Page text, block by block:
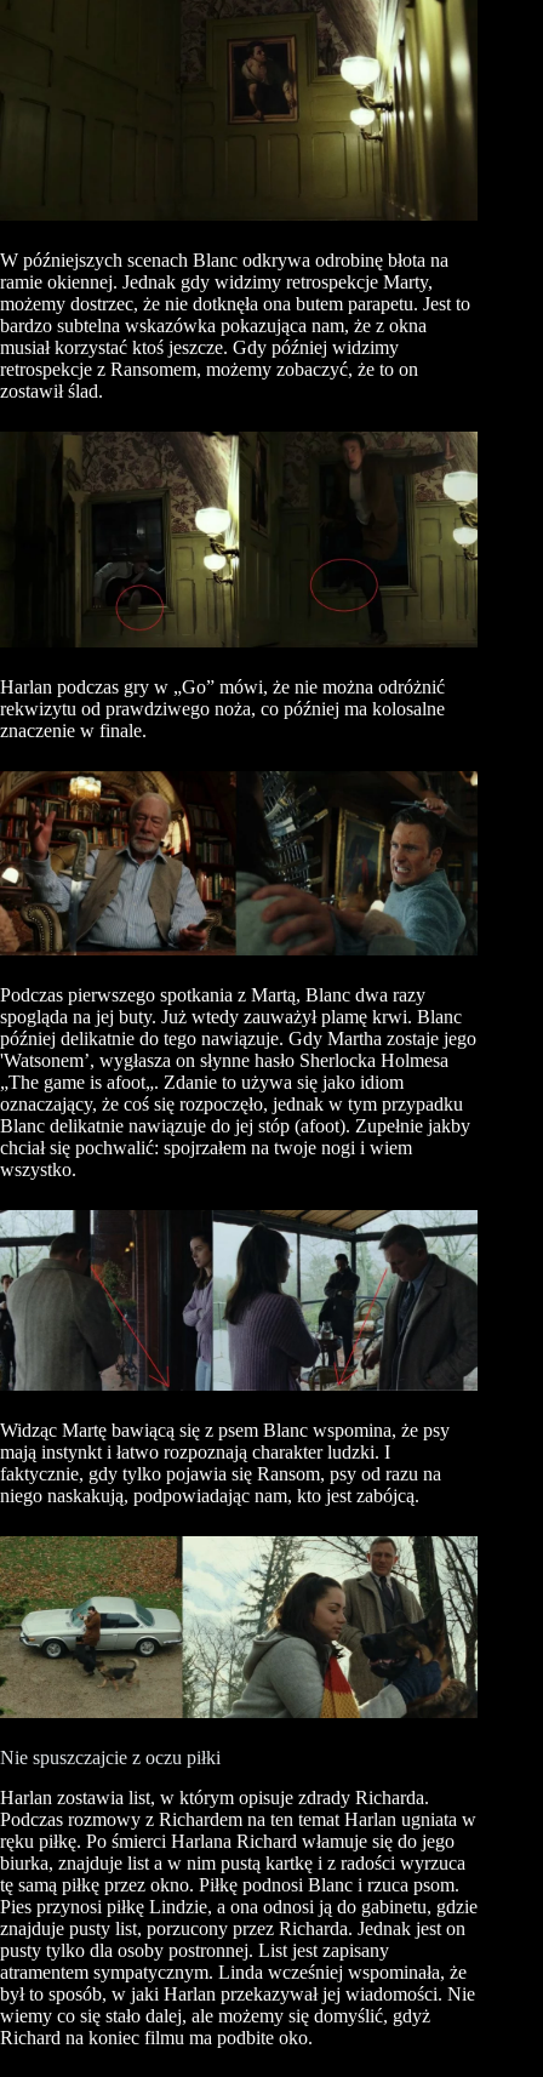
W późniejszych scenach Blanc odkrywa odrobinę błota na
ramie okiennej. Jednak gdy widzimy retrospekcje Marty,
możemy dostrzec, że nie dotknęła ona butem parapetu. Jest to
bardzo subtelna wskazówka pokazująca nam, że z okna
musiał korzystać ktoś jeszcze. Gdy później widzimy
retrospekcje z Ransomem, możemy zobaczyć, że to on
zostawił ślad.
Harlan podczas gry w „Go” mówi, że nie można odróżnić
rekwizytu od prawdziwego noża, co później ma kolosalne
znaczenie w finale.
Podczas pierwszego spotkania z Martą, Blanc dwa razy
spogląda na jej buty. Już wtedy zauważył plamę krwi. Blanc
później delikatnie do tego nawiązuje. Gdy Martha zostaje jego
'Watsonem’, wygłasza on słynne hasło Sherlocka Holmesa
„The game is afoot„. Zdanie to używa się jako idiom
oznaczający, że coś się rozpoczęło, jednak w tym przypadku
Blanc delikatnie nawiązuje do jej stóp (afoot). Zupełnie jakby
chciał się pochwalić: spojrzałem na twoje nogi i wiem
wszystko.
Widząc Martę bawiącą się z psem Blanc wspomina, że psy
mają instynkt i łatwo rozpoznają charakter ludzki. I
faktycznie, gdy tylko pojawia się Ransom, psy od razu na
niego naskakują, podpowiadając nam, kto jest zabójcą.
Nie spuszczajcie z oczu piłki
Harlan zostawia list, w którym opisuje zdrady Richarda.
Podczas rozmowy z Richardem na ten temat Harlan ugniata w
ręku piłkę. Po śmierci Harlana Richard włamuje się do jego
biurka, znajduje list a w nim pustą kartkę i z radości wyrzuca
tę samą piłkę przez okno. Piłkę podnosi Blanc i rzuca psom.
Pies przynosi piłkę Lindzie, a ona odnosi ją do gabinetu, gdzie
znajduje pusty list, porzucony przez Richarda. Jednak jest on
pusty tylko dla osoby postronnej. List jest zapisany
atramentem sympatycznym. Linda wcześniej wspominała, że
był to sposób, w jaki Harlan przekazywał jej wiadomości. Nie
wiemy co się stało dalej, ale możemy się domyślić, gdyż
Richard na koniec filmu ma podbite oko.